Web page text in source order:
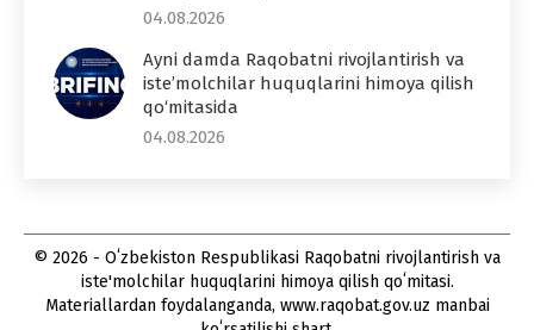
04.08.2026
Ayni damda Raqobatni rivojlantirish va
iste’molchilar huquqlarini himoya qilish
qo‘mitasida
04.08.2026
© 2026 - Oʻzbekiston Respublikasi Raqobatni rivojlantirish va
iste'molchilar huquqlarini himoya qilish qoʻmitasi.
Materiallardan foydalanganda, www.raqobat.gov.uz manbai